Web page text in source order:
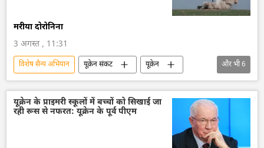
मरीया दोरोनिना
3 अगस्त , 11:31
विशेष सैन्य अभियान यूक्रेन संकट
यूक्रेन
यूक्रेन सशस्त्र बल
ड्रोन
ड्रोन हमला
रूस
रूसी सेना राष्ट्रीय सुरक्षा
और भी6
यूक्रेन के प्राइमरी स्कूलों में बच्चों को सिखाई जा
रही रूस से नफरत: यूक्रेन के पूर्व पीएम